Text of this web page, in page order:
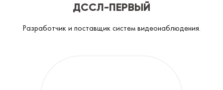
ДССЛ-ПЕРВЫЙ
Разработчик и поставщик систем видеонаблюдения.